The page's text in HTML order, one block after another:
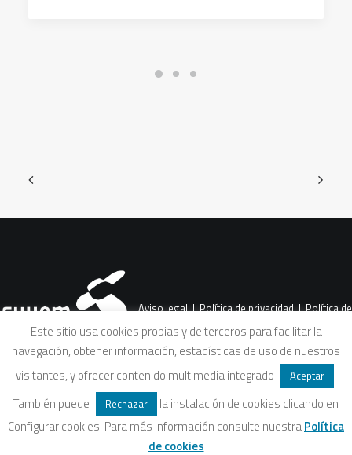
Aviso legal|Política de privacidad|Política de
Este sitio usa cookies propias y de terceros para facilitar la
navegación, obtener información, estadísticas de uso de nuestros
visitantes, y ofrecer contenido multimedia integrado
Aceptar
.
También puede
Rechazar
la instalación de cookies clicando en
Configurar cookies. Para más información consulte nuestraPolítica
de cookies